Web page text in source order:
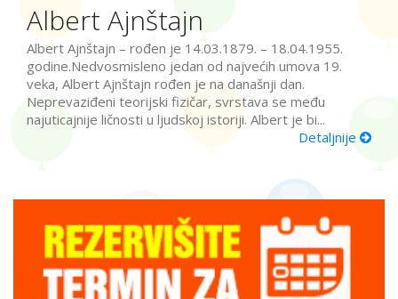
Albert Ajnštajn
Albert Ajnštajn – rođen je 14.03.1879. – 18.04.1955.
godine.Nedvosmisleno jedan od najvećih umova 19.
veka, Albert Ajnštajn rođen je na današnji dan.
Neprevaziđeni teorijski fizičar, svrstava se među
najuticajnije ličnosti u ljudskoj istoriji. Albert je bi...
Detaljnije